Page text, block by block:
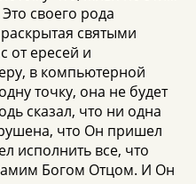
своего рода
святыми
от ересей и
в компьютерной
точку, она не будет
сказал, что ни одна
что Он пришел
исполнить все, что
Богом Отцом. И Он